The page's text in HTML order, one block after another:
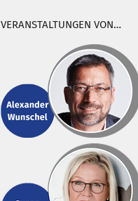
VERANSTALTUNGEN VON…